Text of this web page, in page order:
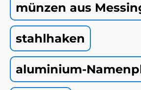
münzen aus
stahlhaken
aluminium-